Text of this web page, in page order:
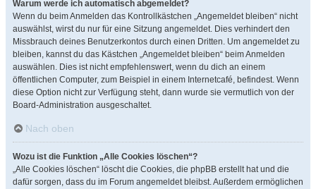
Warum werde ich automatisch abgemeldet?
Wenn du beim Anmelden das Kontrollkästchen „Angemeldet bleiben“ nicht
auswählst, wirst du nur für eine Sitzung angemeldet. Dies verhindert den
Missbrauch deines Benutzerkontos durch einen Dritten. Um angemeldet zu
bleiben, kannst du das Kästchen „Angemeldet bleiben“ beim Anmelden
auswählen. Dies ist nicht empfehlenswert, wenn du dich an einem
öffentlichen Computer, zum Beispiel in einem Internetcafé, befindest. Wenn
diese Option nicht zur Verfügung steht, dann wurde sie vermutlich von der
Board-Administration ausgeschaltet.
Nach oben
Wozu ist die Funktion „Alle Cookies löschen“?
„Alle Cookies löschen“ löscht die Cookies, die phpBB erstellt hat und die
dafür sorgen, dass du im Forum angemeldet bleibst. Außerdem ermöglichen